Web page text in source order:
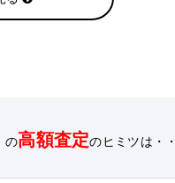
の高額査定のヒミツは・